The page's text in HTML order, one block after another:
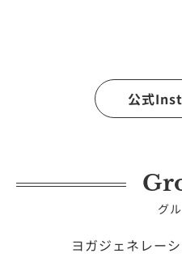
公式
グ
ヨガジェネレー